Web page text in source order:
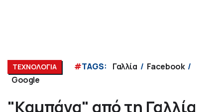
ΤΕΧΝΟΛΟΓΙΑ #TAGS: Γαλλία
Facebook
Google
"Καμπάνα" από τη Γαλλία